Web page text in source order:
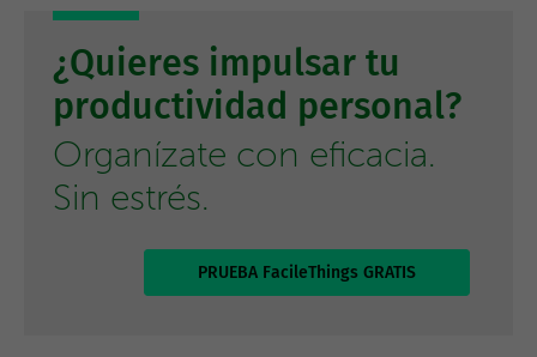
¿Quieres impulsar tu
productividad personal?
Organízate con eficacia.
Sin estrés.
PRUEBA FacileThings GRATIS